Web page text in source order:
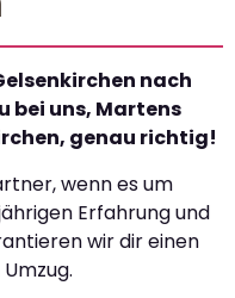
nach
bei uns, Martens
genau richtig!
wenn es um
Erfahrung und
wir dir einen